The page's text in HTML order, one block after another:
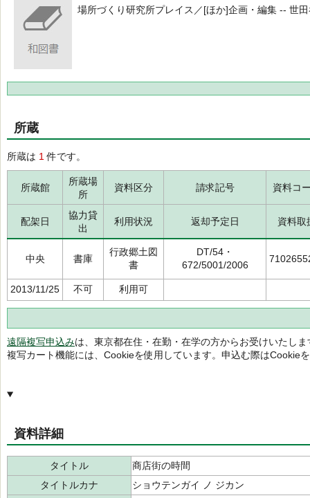
場所づくり研究所プレイス／[ほか]企画・編集 -- 世
所蔵
所蔵は 1 件です。
所蔵館
所蔵場
所
資料区分 請求記号 資料コ
配架日
協力貸
出
利用状況 返却予定日 資料取
中央 書庫
行政郷土図
書
DT/54・
672/5001/2006
2013/11/25 不可 利用可
遠隔複写申込みは、東京都在住・在勤・在学の方からお受けいたしま
複写カート機能には、Cookieを使用しています。申込む際はCookie
資料詳細
タイトル
商店街の時間
タイトルカナ
ショウテンガイ ノ ジカン